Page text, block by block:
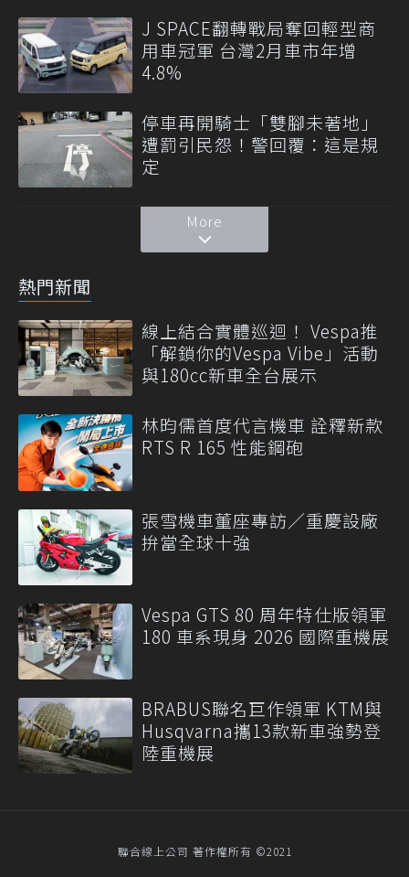
J SPACE翻轉戰局奪回輕型商
用車冠軍 台灣2月車市年增
4.8%
停車再開騎士「雙腳未著地」
遭罰引民怨！警回覆：這是規
定
More
熱門新聞
線上結合實體巡迴！ Vespa推
「解鎖你的Vespa Vibe」活動
與180cc新車全台展示
林昀儒首度代言機車 詮釋新款
RTS R 165 性能鋼砲
張雪機車董座專訪／重慶設廠
拚當全球十強
Vespa GTS 80 周年特仕版領軍
180 車系現身 2026 國際重機展
BRABUS聯名巨作領軍 KTM與
Husqvarna攜13款新車強勢登
陸重機展
聯合線上公司 著作權所有 ©2021